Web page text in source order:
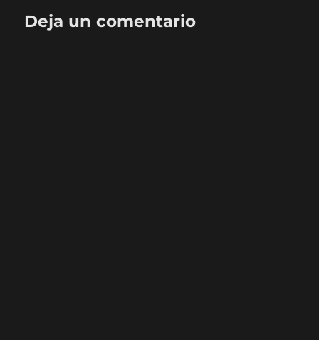
Deja un comentario